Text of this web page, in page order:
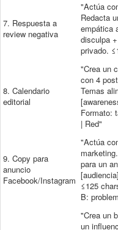
7. Respuesta a
review negativa
"Actúa
Redacta
empática
disculpa
privado.
8. Calendario
editorial
"Crea un
con 4
Temas
Formato:
| Red"
9. Copy para
anuncio
Facebook/Instagram
"Actúa
para un
≤125
B:
"Crea un
un